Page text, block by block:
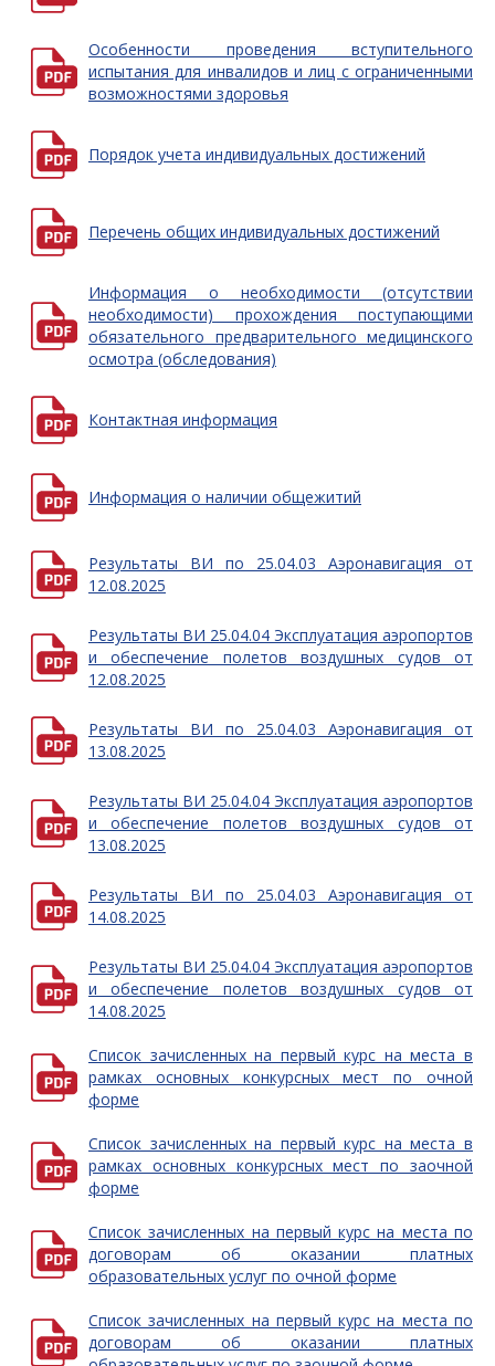
Особенности проведения вступительного
испытания для инвалидов и лиц с ограниченными
возможностями здоровья
Порядок учета индивидуальных достижений
Перечень общих индивидуальных достижений
Информация о необходимости (отсутствии
необходимости) прохождения поступающими
обязательного предварительного медицинского
осмотра (обследования)
Контактная информация
Информация о наличии общежитий
Результаты ВИ по 25.04.03 Аэронавигация от
12.08.2025
Результаты ВИ 25.04.04 Эксплуатация аэропортов
и обеспечение полетов воздушных судов от
12.08.2025
Результаты ВИ по 25.04.03 Аэронавигация от
13.08.2025
Результаты ВИ 25.04.04 Эксплуатация аэропортов
и обеспечение полетов воздушных судов от
13.08.2025
Результаты ВИ по 25.04.03 Аэронавигация от
14.08.2025
Результаты ВИ 25.04.04 Эксплуатация аэропортов
и обеспечение полетов воздушных судов от
14.08.2025
Список зачисленных на первый курс на места в
рамках основных конкурсных мест по очной
форме
Список зачисленных на первый курс на места в
рамках основных конкурсных мест по заочной
форме
Список зачисленных на первый курс на места по
договорам об оказании платных
образовательных услуг по очной форме
Список зачисленных на первый курс на места по
договорам об оказании платных